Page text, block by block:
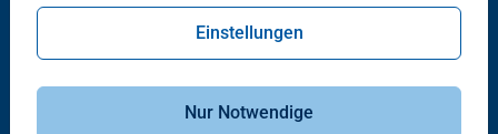
Einstellungen
Nur Notwendige